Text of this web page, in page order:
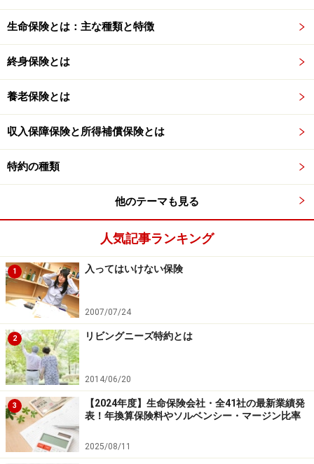
この場合、妻が個人年金保険料控除証明書を受け取って
も、年末調整も確定申告もしなければ、証明書を使う機
会はありません。控除を受けられのでもったいない話で
す。
受取人」が保険料負担者かその配偶者、または他の親族
である必要はあるものの、「保険契約者」が誰かは問わ
個人年金保険料控除の要件にある、「年金の受取人は保
険料負担者またはその配偶者でなければならない」とい
う部分も、特に問題はありません。つまり、妻が契約者
の個人年金保険を、夫の個人年金保険料控除として年末
調整等で手続きをしても構わないといえます。
※生命保険料控除の要件に全て問題ないことを確認して
から手続きをして下さい。不明な点がある場合は、事前
に税務署等へ確認するようにして下さい。
生命保険とは：主な種類と特徴
終身保険とは
養老保険とは
収入保障保険と所得補償保険とは
特約の種類
他のテーマも見る
人気記事ランキング
1 入ってはいけない保険
2007/07/24
2 リビングニーズ特約とは
2014/06/20
3
【2024年度】生命保険会社・全41社の最新業績発
表！年換算保険料やソルベンシー・マージン比率
2025/08/11